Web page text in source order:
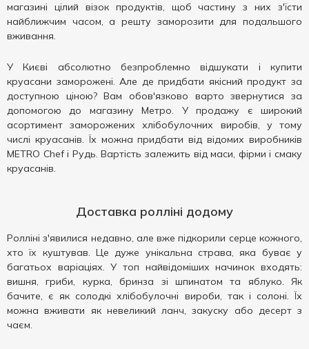
магазині цілий візок продуктів, щоб частину з них з'їсти
найближчим часом, а решту заморозити для подальшого
вживання.
У Києві абсолютно безпроблемно відшукати і купити
круасани заморожені. Але де придбати якісний продукт за
доступною ціною? Вам обов'язково варто звернутися за
допомогою до магазину Метро. У продажу є широкий
асортимент заморожених хлібобулочних виробів, у тому
числі круасанів. Їх можна придбати від відомих виробників
METRO Chef і Рудь. Вартість залежить від маси, фірми і смаку
круасанів.
Доставка ролліні додому
Ролліні з'явилися недавно, але вже підкорили серце кожного,
хто їх куштував. Це дуже унікальна страва, яка буває у
багатьох варіаціях. У топ найвідоміших начинок входять:
вишня, гриби, курка, бринза зі шпинатом та яблуко. Як
бачите, є як солодкі хлібобулочні вироби, так і солоні. Їх
можна вживати як невеликий ланч, закуску або десерт з
чаєм.